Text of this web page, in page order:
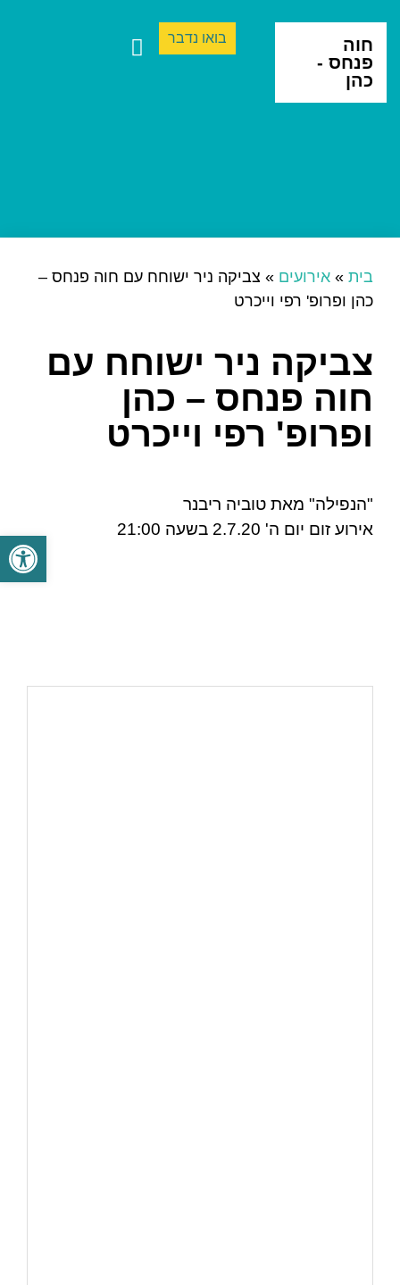
פתח
חוה
פנחס -
כהן
בואו נדבר
בית » אירועים » צביקה ניר ישוחח עם חוה פנחס –
כהן ופרופ' רפי וייכרט
צביקה ניר ישוחח עם
חוה פנחס – כהן
ופרופ' רפי וייכרט
"הנפילה" מאת טוביה ריבנר
אירוע זום יום ה' 2.7.20 בשעה 21:00